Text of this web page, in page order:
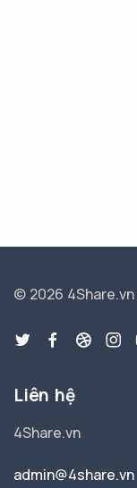
© 2026 4Share.vn
Liên hệ
4Share.vn
admin@4share.vn